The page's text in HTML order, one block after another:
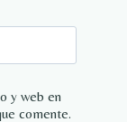
y web en
comente.